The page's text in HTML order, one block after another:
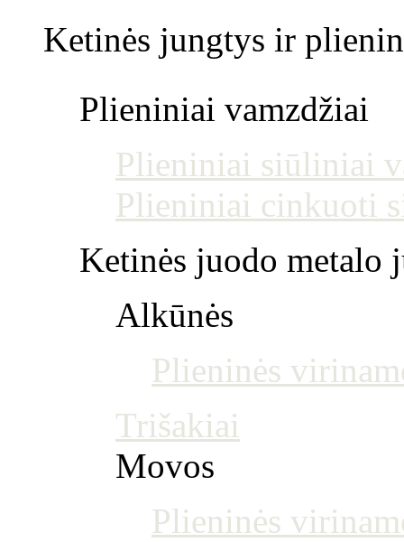
Ketinės jungtys ir
Plieniniai vamzdžiai
Plieniniai siūliniai
Plieniniai cinkuoti
Ketinės juodo metalo
Alkūnės
Plieninės
Trišakiai
Movos
Plieninės